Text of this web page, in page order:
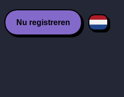
Nu registreren